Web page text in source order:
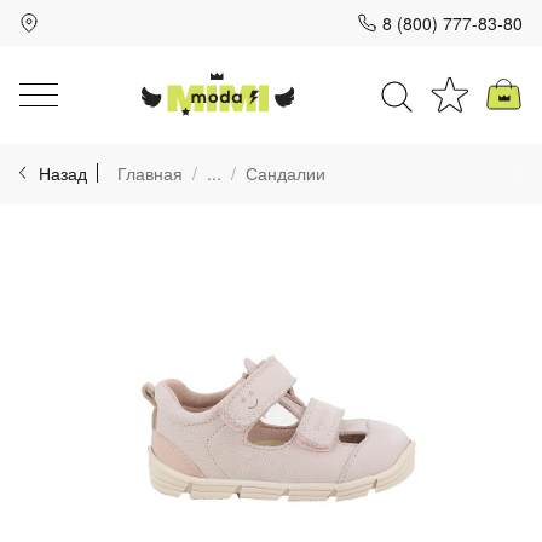
8 (800) 777-83-80
Назад Главная ... Сандалии
Для клиентов всех банков
Разбейте